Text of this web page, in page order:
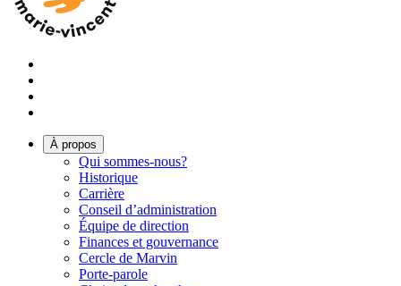
À propos
Qui sommes-nous?
Historique
Carrière
Conseil d’administration
Équipe de direction
Finances et gouvernance
Cercle de Marvin
Porte-parole